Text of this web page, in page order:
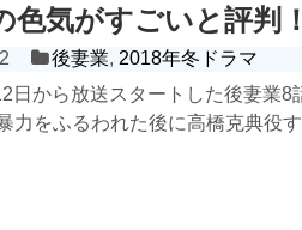
色気がすごいと評判！
後妻業, 2018年冬ドラマ
日から放送スタートした後妻業8
力をふるわれた後に高橋克典役